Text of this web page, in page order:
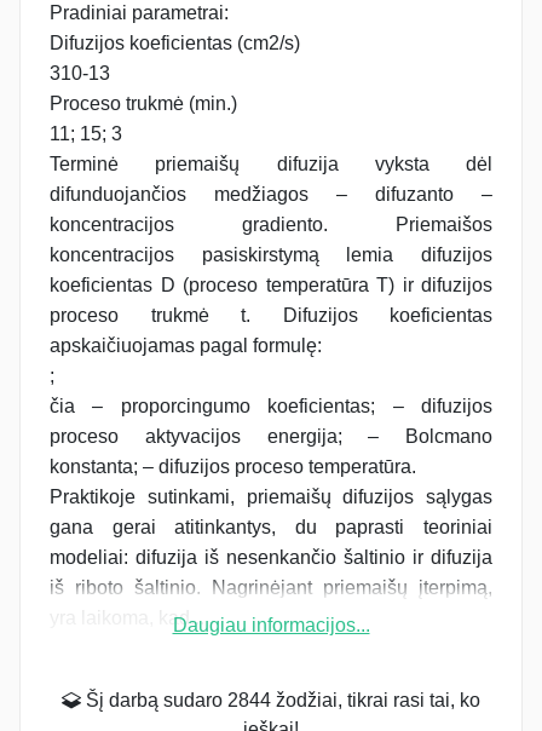
Pradiniai parametrai:
Difuzijos koeficientas (cm2/s)
310-13
Proceso trukmė (min.)
11; 15; 3
Terminė priemaišų difuzija vyksta dėl
difunduojančios medžia­gos – difuzanto –
koncentracijos gradiento. Priemaišos
koncentracijos pasiskirstymą lemia difuzijos
koeficientas D (proceso temperatūra T) ir difuzijos
proceso trukmė t. Difuzijos koeficientas
apskaičiuojamas pagal formulę:
;
čia – proporcingumo koeficientas; – difuzijos
proceso akty­vacijos energija; – Bolcmano
konstanta; – difuzijos proceso temperatūra.
Praktikoje sutinkami, priemaišų difuzijos sąlygas
gana gerai atitinkantys, du paprasti teoriniai
modeliai: difuzija iš nesenkančio šaltinio ir difuzija
iš riboto šaltinio. Nagrinėjant priemaišų įterpimą,
yra laikoma, kad...Daugiau informacijos...
Šį darbą sudaro 2844 žodžiai, tikrai rasi tai, ko